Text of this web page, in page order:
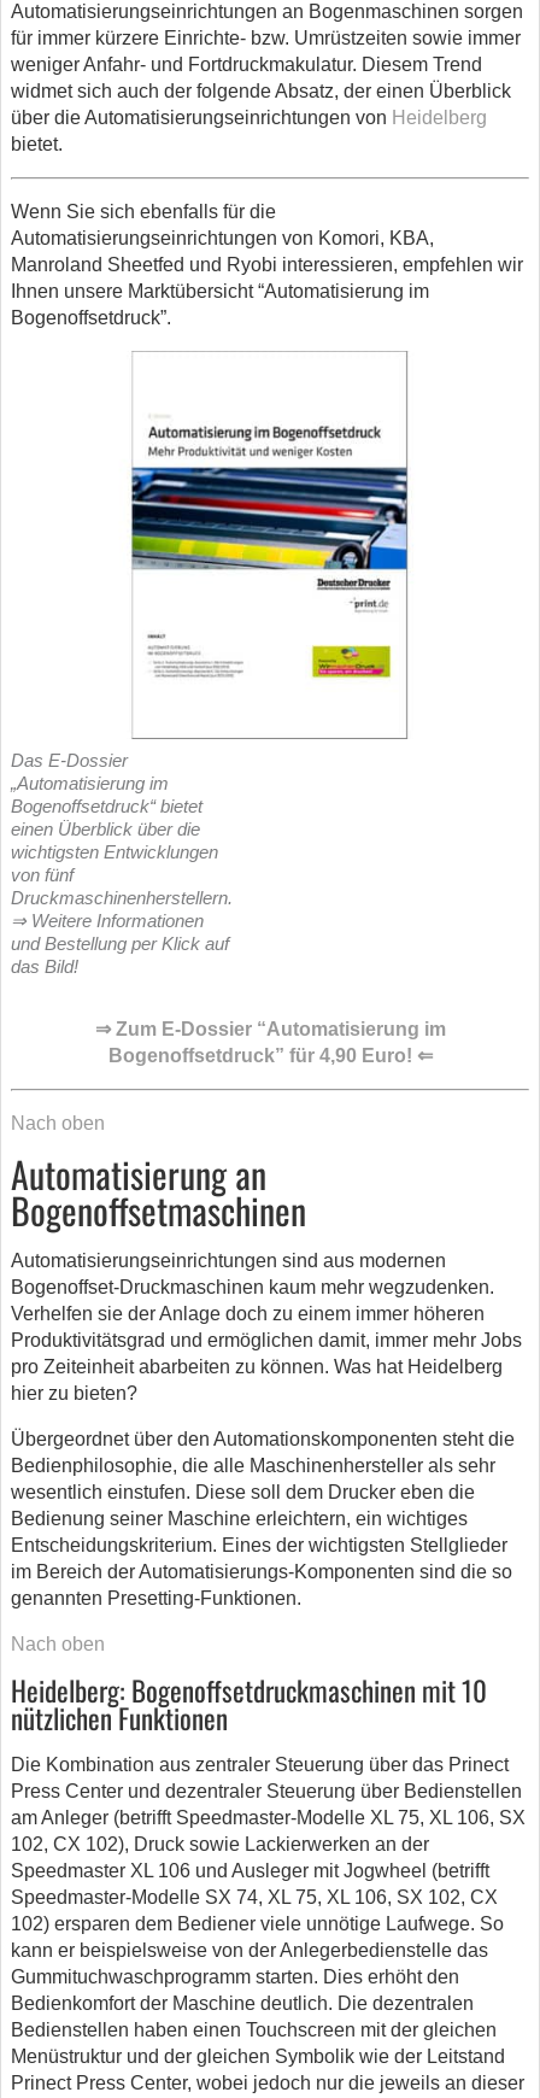
Automatisierungseinrichtungen an Bogenmaschinen sorgen
für immer kürzere Einrichte- bzw. Umrüstzeiten sowie immer
weniger Anfahr- und Fortdruckmakulatur. Diesem Trend
widmet sich auch der folgende Absatz, der einen Überblick
über die Automatisierungseinrichtungen von Heidelberg
bietet.
Wenn Sie sich ebenfalls für die
Automatisierungseinrichtungen von Komori, KBA,
Manroland Sheetfed und Ryobi interessieren, empfehlen wir
Ihnen unsere Marktübersicht “Automatisierung im
Bogenoffsetdruck”.
Das E-Dossier
„Automatisierung im
Bogenoffsetdruck“ bietet
einen Überblick über die
wichtigsten Entwicklungen
von fünf
Druckmaschinenherstellern.
⇒ Weitere Informationen
und Bestellung per Klick auf
das Bild!
⇒ Zum E-Dossier “Automatisierung im
Bogenoffsetdruck” für 4,90 Euro! ⇐
Nach oben
Automatisierung an
Bogenoffsetmaschinen
Automatisierungseinrichtungen sind aus modernen
Bogenoffset-Druckmaschinen kaum mehr wegzudenken.
Verhelfen sie der Anlage doch zu einem immer höheren
Produktivitätsgrad und ermöglichen damit, immer mehr Jobs
pro Zeiteinheit abarbeiten zu können. Was hat Heidelberg
hier zu bieten?
Übergeordnet über den Automationskomponenten steht die
Bedienphilosophie, die alle Maschinenhersteller als sehr
wesentlich einstufen. Diese soll dem Drucker eben die
Bedienung seiner Maschine erleichtern, ein wichtiges
Entscheidungskriterium. Eines der wichtigsten Stellglieder
im Bereich der Automatisierungs-Komponenten sind die so
genannten Presetting-Funktionen.
Nach oben
Heidelberg: Bogenoffsetdruckmaschinen mit 10
nützlichen Funktionen
Die Kombination aus zentraler Steuerung über das Prinect
Press Center und dezentraler Steuerung über Bedienstellen
am Anleger (betrifft Speedmaster-Modelle XL 75, XL 106, SX
102, CX 102), Druck sowie Lackierwerken an der
Speedmaster XL 106 und Ausleger mit Jogwheel (betrifft
Speedmaster-Modelle SX 74, XL 75, XL 106, SX 102, CX
102) ersparen dem Bediener viele unnötige Laufwege. So
kann er beispielsweise von der Anlegerbedienstelle das
Gummituchwaschprogramm starten. Dies erhöht den
Bedienkomfort der Maschine deutlich. Die dezentralen
Bedienstellen haben einen Touchscreen mit der gleichen
Menüstruktur und der gleichen Symbolik wie der Leitstand
Prinect Press Center, wobei jedoch nur die jeweils an dieser